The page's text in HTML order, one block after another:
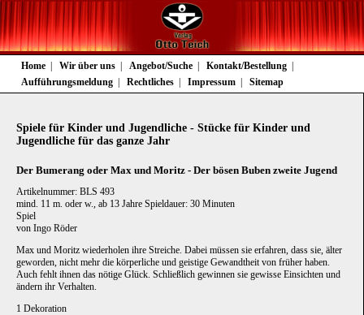
Navigation
überspringen
Home Wir über uns Angebot/Suche
Kontakt/Bestellung
Aufführungsmeldung
Rechtliches Impressum Sitemap
Spiele für Kinder und Jugendliche - Stücke für Kinder und
Jugendliche für das ganze Jahr
Der Bumerang oder Max und Moritz - Der bösen Buben zweite Jugend
Artikelnummer: BLS 493
mind. 11 m. oder w., ab 13 Jahre Spieldauer: 30 Minuten
Spiel
von Ingo Röder
Max und Moritz wiederholen ihre Streiche. Dabei müssen sie erfahren, dass sie, älter
geworden, nicht mehr die körperliche und geistige Gewandtheit von früher haben.
Auch fehlt ihnen das nötige Glück. Schließlich gewinnen sie gewisse Einsichten und
ändern ihr Verhalten.
1 Dekoration